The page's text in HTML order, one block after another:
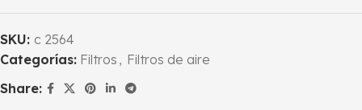
SKU: c 2564
Categorías: Filtros , Filtros de aire
Share: